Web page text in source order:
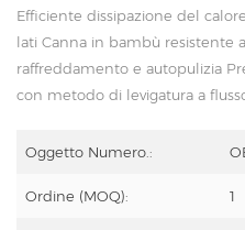
Efficiente dissipazione del
lati Canna in bambù resistente
raffreddamento e autopulizia
con metodo di levigatura a
Oggetto Numero.:
Ordine (MOQ): 1